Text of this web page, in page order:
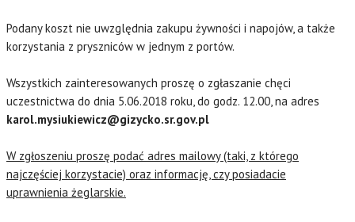
Podany koszt nie uwzględnia zakupu żywności i napojów, a także
korzystania z pryszniców w jednym z portów.
Wszystkich zainteresowanych proszę o zgłaszanie chęci
uczestnictwa do dnia 5.06.2018 roku, do godz. 12.00, na adres
karol.mysiukiewicz@gizycko.sr.gov.pl
W zgłoszeniu proszę podać adres mailowy (taki, z którego
najczęściej korzystacie) oraz informację, czy posiadacie
uprawnienia żeglarskie.